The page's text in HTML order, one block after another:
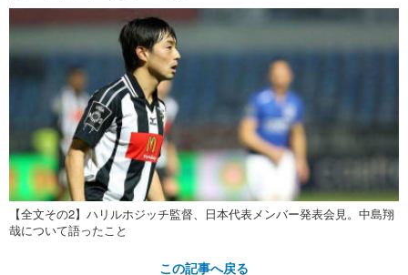
選手
写真
動画
試乗会
スポーツ
ツアー
エンタメ
出版／映画
話題
ファッション
デザイン
写真
動画
社会
政治
ハウツー
【全文その2】ハリルホジッチ監督、日本代表メンバー発表会見。中島翔
哉について語ったこと
この記事へ戻る